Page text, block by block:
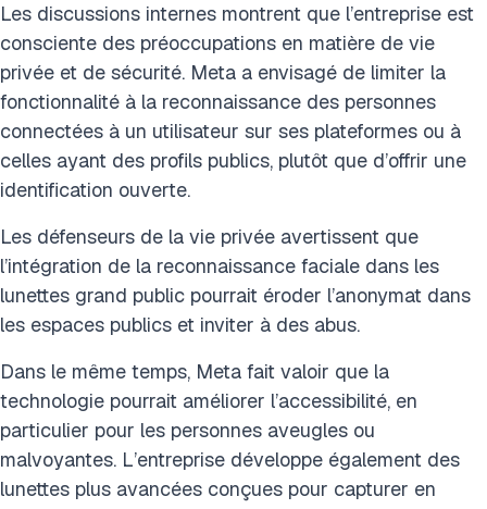
Les discussions internes montrent que l’entreprise est
consciente des préoccupations en matière de vie
privée et de sécurité. Meta a envisagé de limiter la
fonctionnalité à la reconnaissance des personnes
connectées à un utilisateur sur ses plateformes ou à
celles ayant des profils publics, plutôt que d’offrir une
identification ouverte.
Les défenseurs de la vie privée avertissent que
l’intégration de la reconnaissance faciale dans les
lunettes grand public pourrait éroder l’anonymat dans
les espaces publics et inviter à des abus.
Dans le même temps, Meta fait valoir que la
technologie pourrait améliorer l’accessibilité, en
particulier pour les personnes aveugles ou
malvoyantes. L’entreprise développe également des
lunettes plus avancées conçues pour capturer en